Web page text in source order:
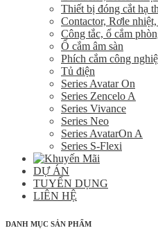
Thiết bị đóng cắt hạ
Contactor, Rơle
Công tắc, ổ cắm
Ổ cắm âm sàn
Phích cắm công
Tủ điện
Series Avatar On
Series Zencelo A
Series Vivance
Series Neo
Series AvatarOn A
Series S-Flexi
DỰ ÁN
TUYỂN DỤNG
LIÊN HỆ
DANH MỤC SẢN PHẨM